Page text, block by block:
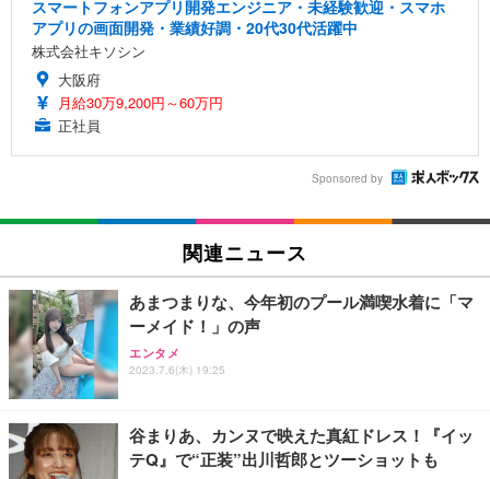
スマートフォンアプリ開発エンジニア・未経験歓迎・スマホ
アプリの画面開発・業績好調・20代30代活躍中
株式会社キソシン
大阪府
月給30万9,200円～60万円
正社員
Sponsored by
関連ニュース
あまつまりな、今年初のプール満喫水着に「マ
ーメイド！」の声
エンタメ
2023.7.6(木) 19:25
谷まりあ、カンヌで映えた真紅ドレス！『イッ
テQ』で“正装”出川哲郎とツーショットも